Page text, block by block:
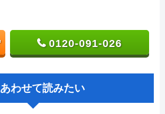
0120-091-026
あわせて読みたい